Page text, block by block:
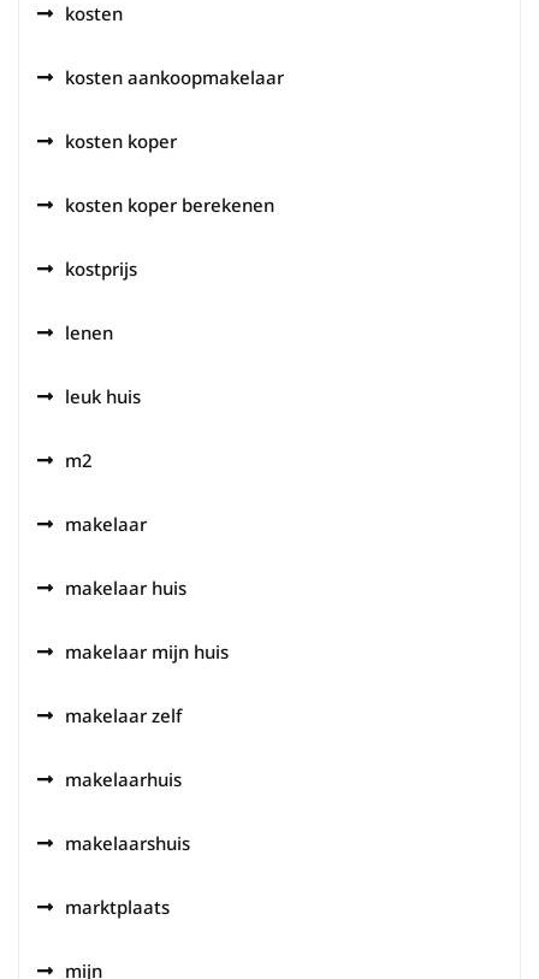
kosten
kosten aankoopmakelaar
kosten koper
kosten koper berekenen
kostprijs
lenen
leuk huis
m2
makelaar
makelaar huis
makelaar mijn huis
makelaar zelf
makelaarhuis
makelaarshuis
marktplaats
mijn